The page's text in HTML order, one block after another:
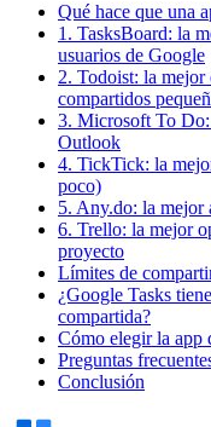
Qué hace que una
1. TasksBoard: la
usuarios de Google
2. Todoist: la mejor
compartidos
3. Microsoft To Do:
Outlook
4. TickTick: la
poco)
5. Any.do: la mejor
6. Trello: la mejor
proyecto
Límites de
¿Google Tasks
compartida?
Cómo elegir la app
Preguntas
Conclusión